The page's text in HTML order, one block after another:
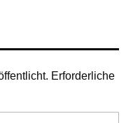
Erforderliche